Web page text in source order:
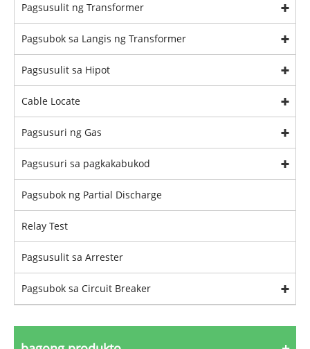
Pagsusulit ng Transformer
Pagsubok sa Langis ng Transformer
Pagsusulit sa Hipot
Cable Locate
Pagsusuri ng Gas
Pagsusuri sa pagkakabukod
Pagsubok ng Partial Discharge
Relay Test
Pagsusulit sa Arrester
Pagsubok sa Circuit Breaker